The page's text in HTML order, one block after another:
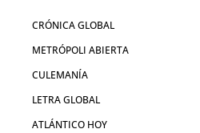
CRÓNICA GLOBAL
METRÓPOLI ABIERTA
CULEMANÍA
LETRA GLOBAL
ATLÁNTICO HOY